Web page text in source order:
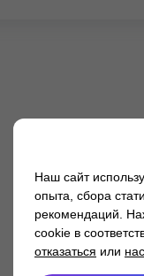
Наш сайт
опыта, сбора
рекомендаций.
cookie в
отказаться или